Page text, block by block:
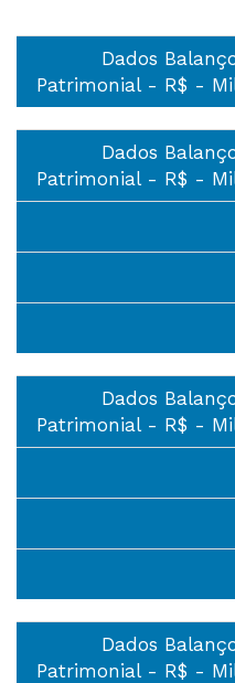
Dados
Patrimonial - R$ -
Dados
Patrimonial - R$ -
Dados
Patrimonial - R$ -
Dados
Patrimonial - R$ -